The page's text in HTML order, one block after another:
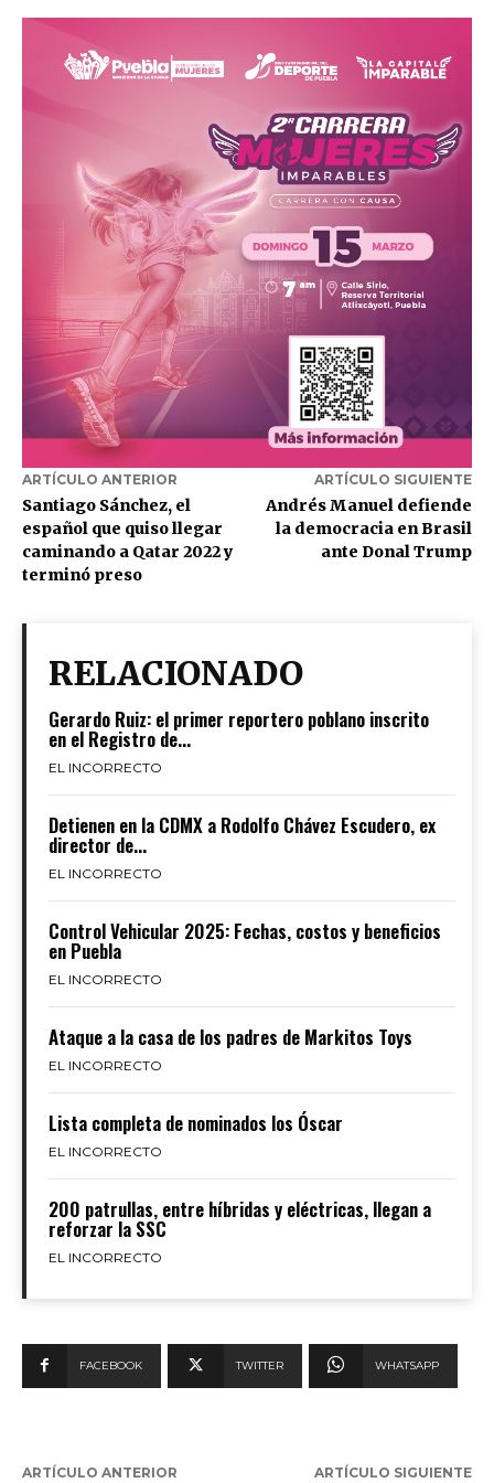
ARTÍCULO ANTERIOR
Santiago Sánchez, el
español que quiso llegar
caminando a Qatar 2022 y
terminó preso
ARTÍCULO SIGUIENTE
Andrés Manuel defiende
la democracia en Brasil
ante Donal Trump
RELACIONADO
Gerardo Ruiz: el primer reportero poblano inscrito
en el Registro de...
EL INCORRECTO
Detienen en la CDMX a Rodolfo Chávez Escudero, ex
director de...
EL INCORRECTO
Control Vehicular 2025: Fechas, costos y beneficios
en Puebla
EL INCORRECTO
Ataque a la casa de los padres de Markitos Toys
EL INCORRECTO
Lista completa de nominados los Óscar
EL INCORRECTO
200 patrullas, entre híbridas y eléctricas, llegan a
reforzar la SSC
EL INCORRECTO
FACEBOOK TWITTER WHATSAPP
ARTÍCULO ANTERIOR ARTÍCULO SIGUIENTE